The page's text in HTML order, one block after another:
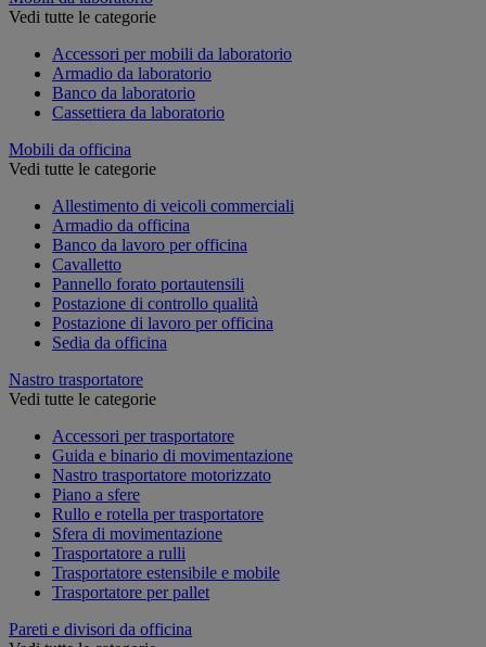
Vedi tutte le categorie
Accessori per mobili da laboratorio
Armadio da laboratorio
Banco da laboratorio
Cassettiera da laboratorio
Mobili da officina
Vedi tutte le categorie
Allestimento di veicoli commerciali
Armadio da officina
Banco da lavoro per officina
Cavalletto
Pannello forato portautensili
Postazione di controllo qualità
Postazione di lavoro per officina
Sedia da officina
Nastro trasportatore
Vedi tutte le categorie
Accessori per trasportatore
Guida e binario di movimentazione
Nastro trasportatore motorizzato
Piano a sfere
Rullo e rotella per trasportatore
Sfera di movimentazione
Trasportatore a rulli
Trasportatore estensibile e mobile
Trasportatore per pallet
Pareti e divisori da officina